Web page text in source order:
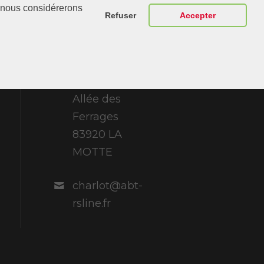
considérerons
Refuser Accepter
Nous
Allée des
Ferrages
83920 LA
MOTTE
charlot@abt-
rsline.fr